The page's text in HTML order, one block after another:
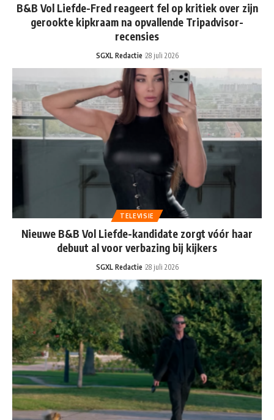
B&B Vol Liefde-Fred reageert fel op kritiek over zijn
gerookte kipkraam na opvallende Tripadvisor-
recensies
SGXL Redactie 28 juli 2026
TELEVISIE
Nieuwe B&B Vol Liefde-kandidate zorgt vóór haar
debuut al voor verbazing bij kijkers
SGXL Redactie 28 juli 2026